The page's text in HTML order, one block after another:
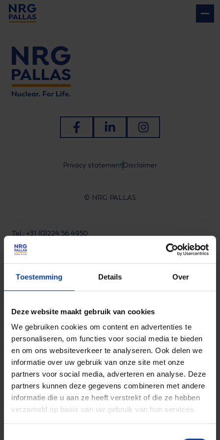
Toestemming Details Over
Deze website maakt gebruik van cookies
We gebruiken cookies om content en advertenties te
personaliseren, om functies voor social media te bieden
en om ons websiteverkeer te analyseren. Ook delen we
informatie over uw gebruik van onze site met onze
partners voor social media, adverteren en analyse. Deze
partners kunnen deze gegevens combineren met andere
informatie die u aan ze heeft verstrekt of die ze hebben
verzameld op basis van uw gebruik van hun services.
Ga naar Facebook
Ga naar LinkedInGa naar Instagram
Privacy statementDisclaimer
© NRG PALLAS
Tel.: +31 (0)224 56 4950
Bezoekadres Arnhem
Utrechtseweg 310 B01,
6812 AR Arnhem, Nederland
Bezoekadres Petten
Westerduinweg 3, 1755 LE
Petten, Nederland
Bezoekadres Alkmaar
Comeniusstraat 8, 1817 MS
Alkmaar, Nederland